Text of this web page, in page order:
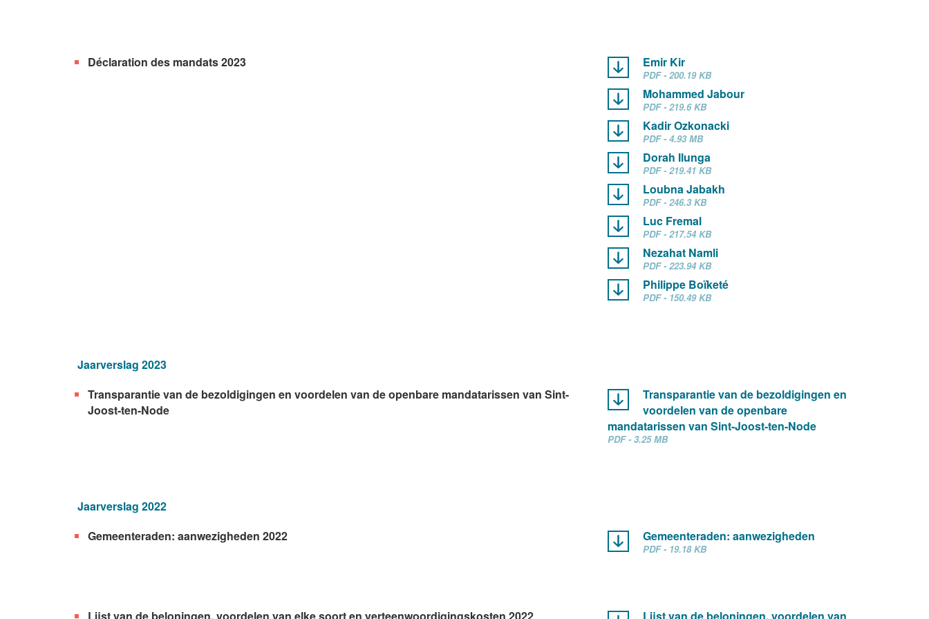
Déclaration des mandats 2023 Emir Kir
PDF - 200.19 KB
Mohammed Jabour
PDF - 219.6 KB
Kadir Ozkonacki
PDF - 4.93 MB
Dorah Ilunga
PDF - 219.41 KB
Loubna Jabakh
PDF - 246.3 KB
Luc Fremal
PDF - 217.54 KB
Nezahat Namli
PDF - 223.94 KB
Philippe Boïketé
PDF - 150.49 KB
Jaarverslag 2023
Transparantie van de bezoldigingen en voordelen van de openbare mandatarissen van Sint-
Joost-ten-Node
Transparantie van de bezoldigingen en
voordelen van de openbare
mandatarissen van Sint-Joost-ten-Node
PDF - 3.25 MB
Jaarverslag 2022
Gemeenteraden: aanwezigheden 2022
Gemeenteraden: aanwezigheden
PDF - 19.18 KB